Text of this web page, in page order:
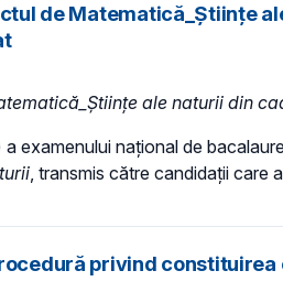
de Matematică_Științe
ale naturii din
examenului național de
, transmis către candidații
privind